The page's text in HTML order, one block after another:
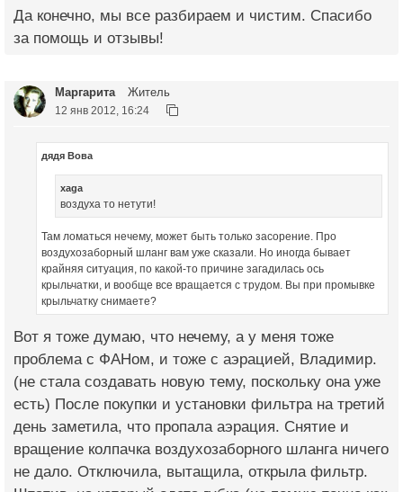
Да конечно, мы все разбираем и чистим. Спасибо
за помощь и отзывы!
Маргарита Житель
12 янв 2012, 16:24
дядя Вова
xaga
воздуха то нетути!
Там ломаться нечему, может быть только засорение. Про
воздухозаборный шланг вам уже сказали. Но иногда бывает
крайняя ситуация, по какой-то причине загадилась ось
крыльчатки, и вообще все вращается с трудом. Вы при промывке
крыльчатку снимаете?
Вот я тоже думаю, что нечему, а у меня тоже
проблема с ФАНом, и тоже с аэрацией, Владимир.
(не стала создавать новую тему, поскольку она уже
есть) После покупки и установки фильтра на третий
день заметила, что пропала аэрация. Снятие и
вращение колпачка воздухозаборного шланга ничего
не дало. Отключила, вытащила, открыла фильтр.